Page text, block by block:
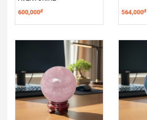
600,000đ 564,000đ